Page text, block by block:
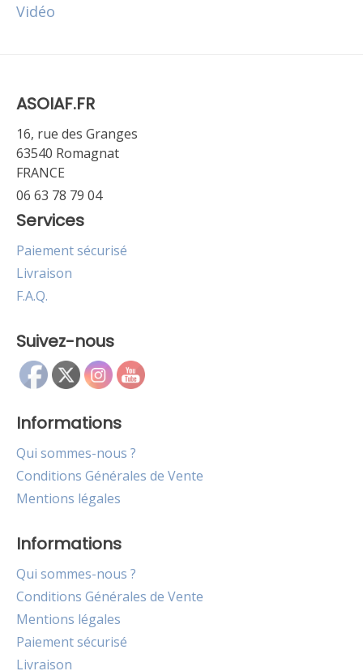
Vidéo
ASOIAF.FR
16, rue des Granges
63540 Romagnat
FRANCE
06 63 78 79 04
Services
Paiement sécurisé
Livraison
F.A.Q.
Suivez-nous
Informations
Qui sommes-nous ?
Conditions Générales de Vente
Mentions légales
Informations
Qui sommes-nous ?
Conditions Générales de Vente
Mentions légales
Paiement sécurisé
Livraison